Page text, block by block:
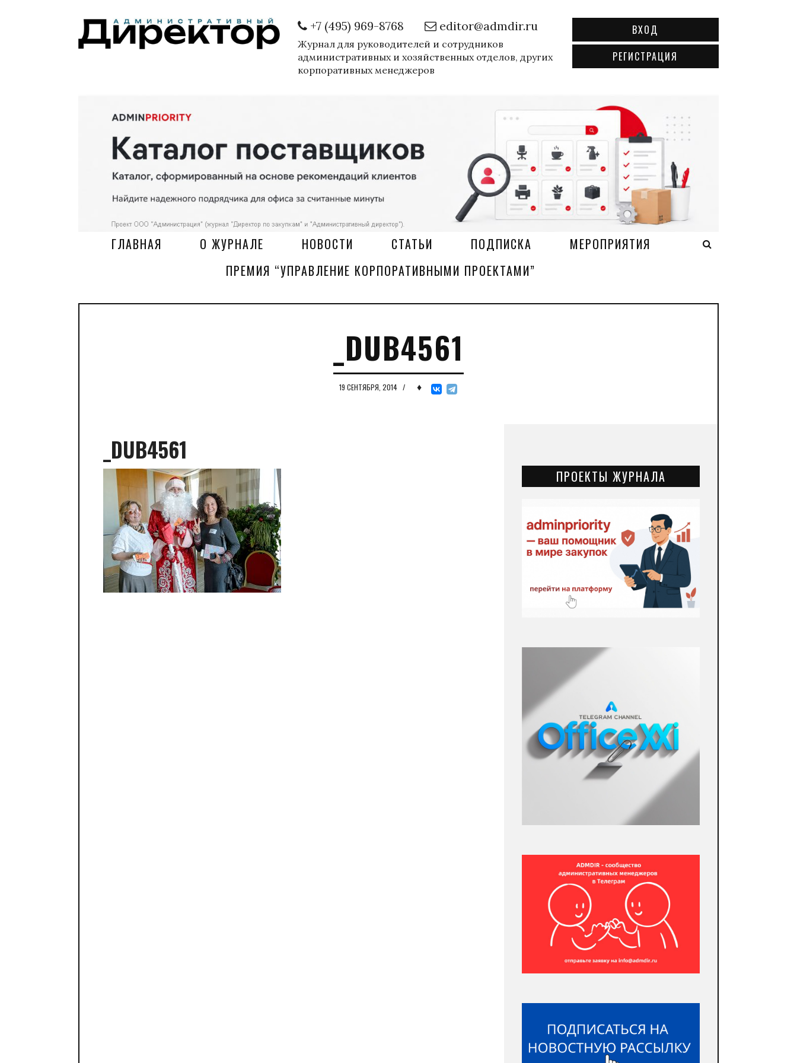
+7 (495) 969-8768 editor@admdir.ru
Журнал для руководителей и сотрудников
административных и хозяйственных отделов, других
корпоративных менеджеров
ВХОД
РЕГИСТРАЦИЯ
ГЛАВНАЯ О ЖУРНАЛЕ НОВОСТИ СТАТЬИ ПОДПИСКА
МЕРОПРИЯТИЯ
ПРЕМИЯ “УПРАВЛЕНИЕ КОРПОРАТИВНЫМИ ПРОЕКТАМИ”
_DUB4561
19 СЕНТЯБРЯ, 2014 / ♦
_DUB4561
ПРОЕКТЫ ЖУРНАЛА